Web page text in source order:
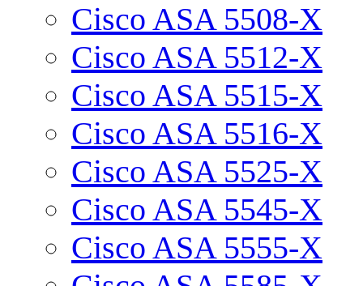
Cisco ASA 5508-X
Cisco ASA 5512-X
Cisco ASA 5515-X
Cisco ASA 5516-X
Cisco ASA 5525-X
Cisco ASA 5545-X
Cisco ASA 5555-X